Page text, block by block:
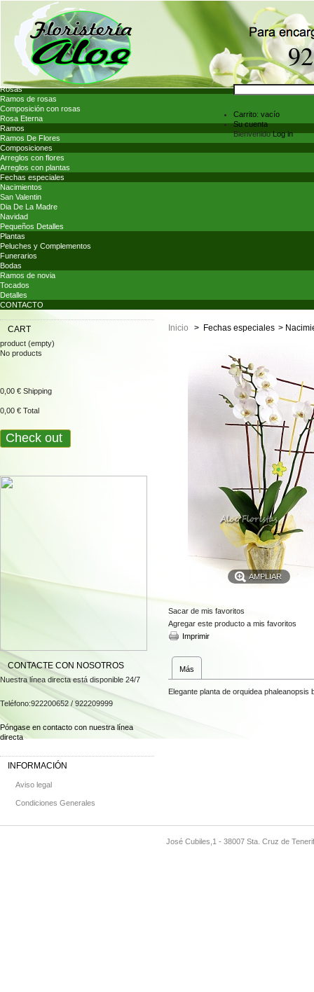
Carrito: vacío
Su cuenta
BienvenidoLog in
Rosas
Ramos de rosas
Composición con rosas
Rosa Eterna
Ramos
Ramos De Flores
Composiciones
Arreglos con flores
Arreglos con plantas
Fechas especiales
Nacimientos
San Valentin
Dia De La Madre
Navidad
Pequeños Detalles
Plantas
Peluches y Complementos
Funerarios
Bodas
Ramos de novia
Tocados
Detalles
CONTACTO
CART
product (empty)
No products
0,00 € Shipping
0,00 € Total
Check out
CONTACTE CON NOSOTROS
Nuestra línea directa está disponible 24/7
Teléfono:922200652 / 922209999
Póngase en contacto con nuestra línea
directa
INFORMACIÓN
Aviso legal
Condiciones Generales
Inicio > Fechas especiales >
AMPLIAR
Sacar de mis favoritos
Agregar este producto a mis favoritos
Imprimir
Más
Elegante planta de orquidea phaleanopsis
José Cubiles,1 - 38007 Sta. Cruz de